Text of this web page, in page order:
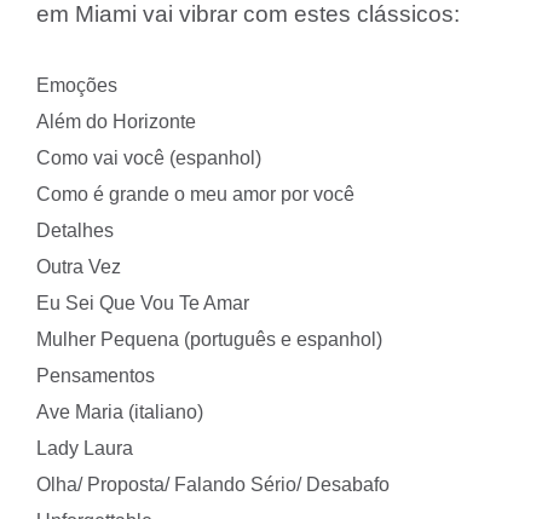
em Miami vai vibrar com estes clássicos:
Emoções
Além do Horizonte
Como vai você (espanhol)
Como é grande o meu amor por você
Detalhes
Outra Vez
Eu Sei Que Vou Te Amar
Mulher Pequena (português e espanhol)
Pensamentos
Ave Maria (italiano)
Lady Laura
Olha/ Proposta/ Falando Sério/ Desabafo